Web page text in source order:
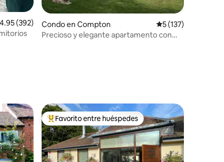
promedio: 4.95 de 5, 392 reseñas
4.95 (392)
Condo en Compton Calificación
5 (137)
Precioso y elegante apartamento con
Favorito entre huéspedes preferido
Favorito entre huéspedes